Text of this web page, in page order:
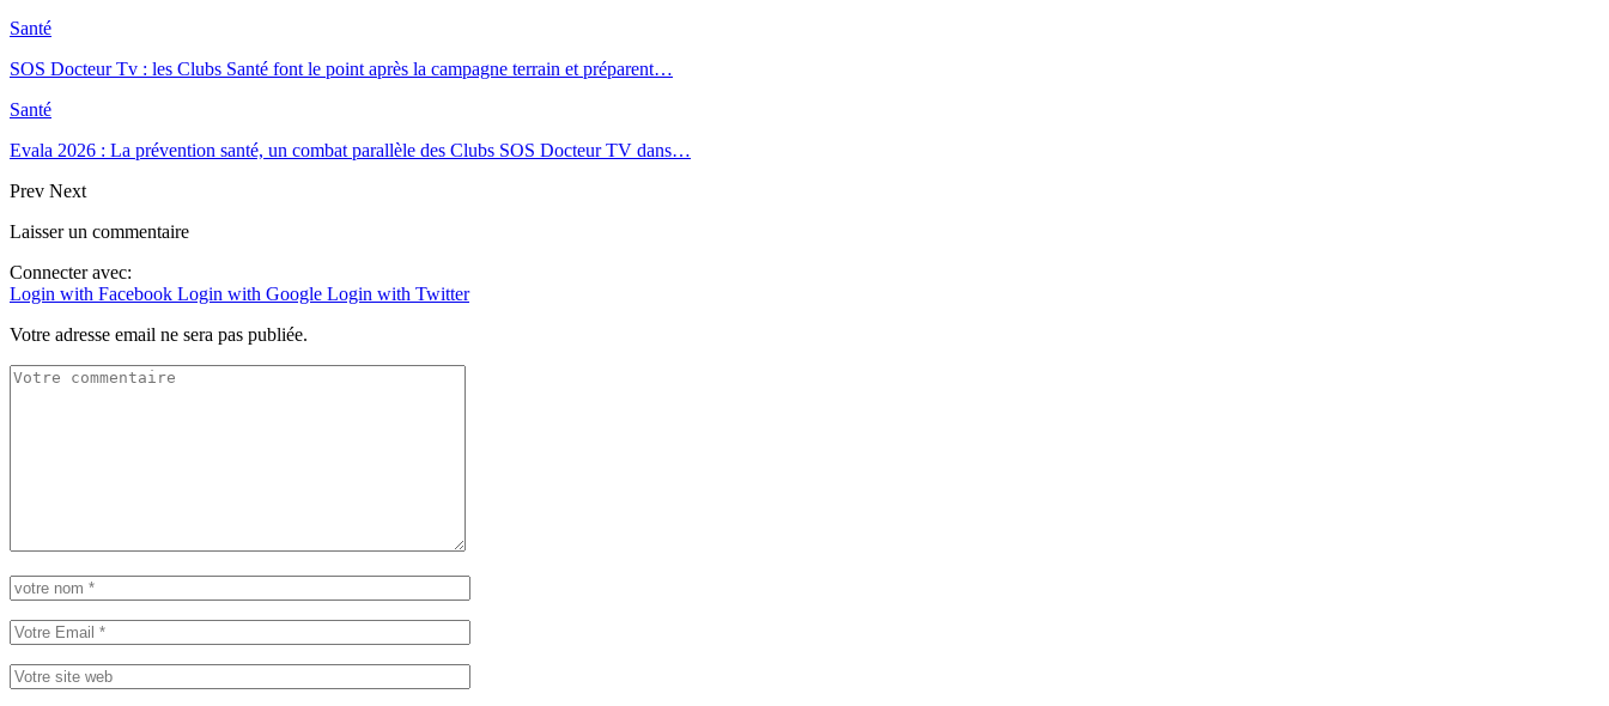
Santé
SOS Docteur Tv : les Clubs Santé font le point après la campagne terrain et préparent…
Santé
Evala 2026 : La prévention santé, un combat parallèle des Clubs SOS Docteur TV dans…
Prev Next
Laisser un commentaire
Connecter avec:
Login with Facebook Login with Google Login with Twitter
Votre adresse email ne sera pas publiée.